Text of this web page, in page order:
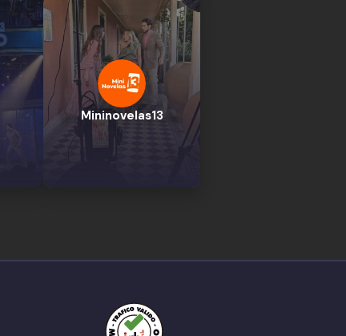
Mininovelas13